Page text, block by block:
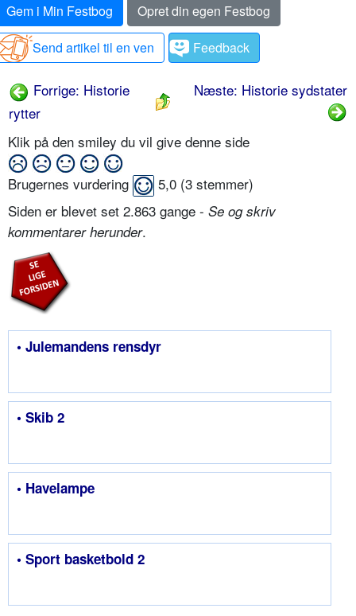
Gem i Min Festbog
Opret din egen Festbog
Send artikel til en ven
Feedback
Forrige: Historie
rytter
Næste: Historie sydstater
Klik på den smiley du vil give denne side
Brugernes vurdering 5,0 (3 stemmer)
Siden er blevet set 2.863 gange - Se og skriv
kommentarer herunder.
• Julemandens rensdyr
• Skib 2
• Havelampe
• Sport basketbold 2